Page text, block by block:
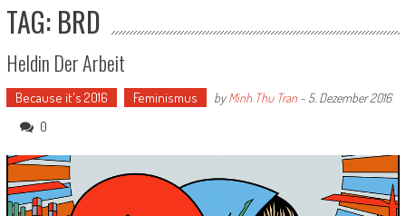
TAG: BRD
Heldin Der Arbeit
Because it's 2016 Feminismus byMinh Thu Tran- 5. Dezember 2016
0